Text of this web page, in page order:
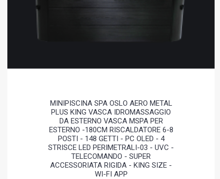
MINIPISCINA SPA OSLO AERO METAL
PLUS KING VASCA IDROMASSAGGIO
DA ESTERNO VASCA MSPA PER
ESTERNO -180CM RISCALDATORE 6-8
POSTI - 148 GETTI - PC OLED - 4
STRISCE LED PERIMETRALI-03 - UVC -
TELECOMANDO - SUPER
ACCESSORIATA RIGIDA - KING SIZE -
WI-FI APP